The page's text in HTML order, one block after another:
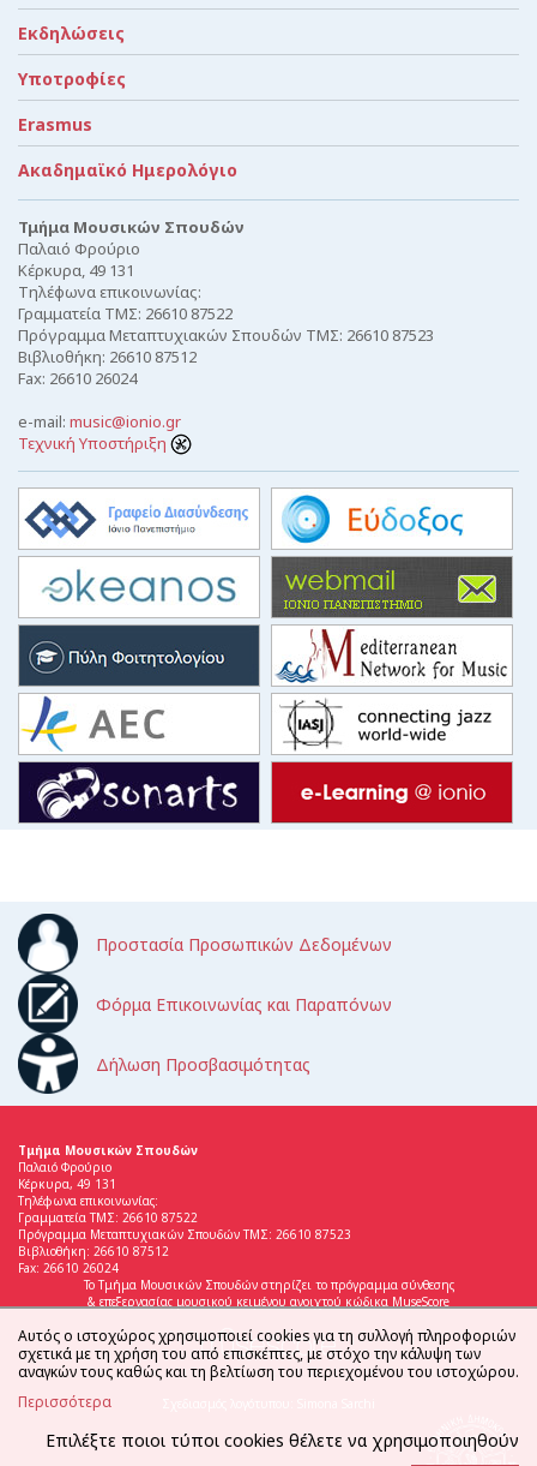
Εκδηλώσεις
Υποτροφίες
Erasmus
Ακαδημαϊκό Ημερολόγιο
Τμήμα Μουσικών Σπουδών
Παλαιό Φρούριο
Κέρκυρα, 49 131
Τηλέφωνα επικοινωνίας:
Γραμματεία ΤΜΣ: 26610 87522
Πρόγραμμα Μεταπτυχιακών Σπουδών ΤΜΣ: 26610 87523
Βιβλιοθήκη: 26610 87512
Fax: 26610 26024
e-mail: music@ionio.gr
Τεχνική Υποστήριξη
Προστασία Προσωπικών Δεδομένων
Φόρμα Επικοινωνίας και Παραπόνων
Δήλωση Προσβασιμότητας
Τμήμα Μουσικών Σπουδών
Παλαιό Φρούριο
Κέρκυρα, 49 131
Τηλέφωνα επικοινωνίας:
Γραμματεία ΤΜΣ: 26610 87522
Πρόγραμμα Μεταπτυχιακών Σπουδών ΤΜΣ: 26610 87523
Βιβλιοθήκη: 26610 87512
Fax: 26610 26024
Το Τμήμα Μουσικών Σπουδών στηρίζει το πρόγραμμα σύνθεσης
& επεξεργασίας μουσικού κειμένου ανοιχτού κώδικα MuseScore
Αυτός ο ιστοχώρος χρησιμοποιεί cookies για τη συλλογή πληροφοριών
σχετικά με τη χρήση του από επισκέπτες, με στόχο την κάλυψη των
αναγκών τους καθώς και τη βελτίωση του περιεχομένου του ιστοχώρου.
Περισσότερα
Επιλέξτε ποιοι τύποι cookies θέλετε να χρησιμοποιηθούν